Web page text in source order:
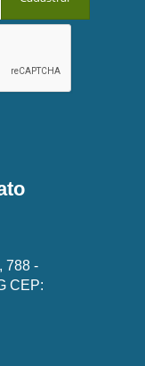
788 -
CEP: